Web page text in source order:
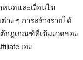
หนดและเงื่อนไข
าง ๆ การสร้างรายได้
ต้กฎเกณฑ์ที่เข้มงวดของ
เอง